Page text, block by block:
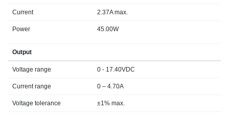
Current 2.37A max.
Power 45.00W
Output
Voltage range 0 - 17.40VDC
Current range 0 – 4.70A
Voltage tolerance ±1% max.